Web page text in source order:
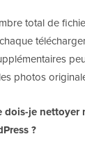
total de
photos